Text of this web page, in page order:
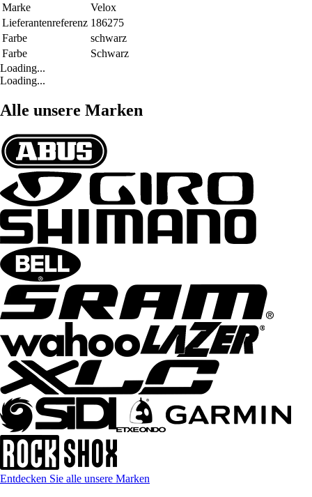
Marke
Velox
Lieferantenreferenz 186275
Farbe
schwarz
Farbe
Schwarz
Loading...
Loading...
Alle unsere Marken
Entdecken Sie alle unsere Marken